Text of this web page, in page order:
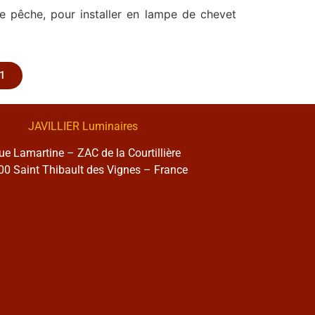
pêche, pour installer en lampe de chevet
JAVILLIER Luminaires
Lamartine – ZAC de la Courtillière
Saint Thibault des Vignes – France